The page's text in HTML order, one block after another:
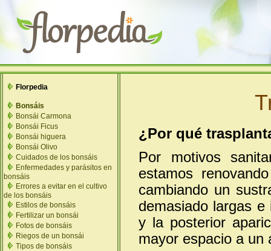
Florpedia
Bonsáis
Bonsái Carmona
Bonsái Ficus
Bonsái higuera
Bonsái Olivo
Cuidados de los bonsáis
Enfermedades y parásitos en
bonsáis
Errores a evitar en el cultivo
de los bonsáis
Estilos de bonsáis
Fertilizar un bonsái
Fotos de bonsáis
Riegos de un bonsái
Tipos de bonsáis
¿Por qué
Por motivos
estamos
cambiando un
demasiado largas
y la posterior
mayor espacio a un